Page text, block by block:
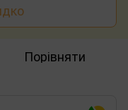
Порівняти